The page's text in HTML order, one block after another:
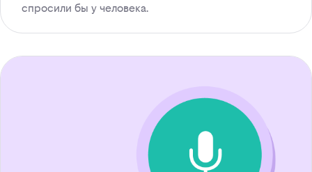
спросили бы у человека.